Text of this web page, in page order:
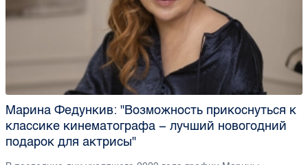
Марина Федункив: "Возможность прикоснуться к
классике кинематографа − лучший новогодний
подарок для актрисы"